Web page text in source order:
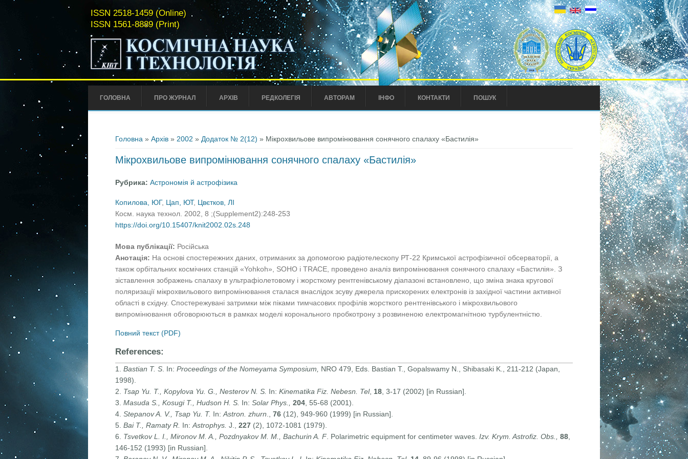
ISSN 2518-1459 (Online)
ISSN 1561-8889 (Print)
ГОЛОВНА ПРО ЖУРНАЛ АРХІВ РЕДКОЛЕГІЯ АВТОРАМ ІНФО КОНТАКТИ ПОШУК
Головна» Архів» 2002 » Додаток № 2(12) » Мікрохвильове випромінювання сонячного спалаху «Бастилія»
Мікрохвильове випромінювання сонячного спалаху «Бастилія»
Рубрика: Астрономія й астрофізика
Копилова, ЮГ, Цап, ЮТ, Цвєтков, ЛІ
Косм. наука технол. 2002, 8 ;(Supplement2):248-253
https://doi.org/10.15407/knit2002.02s.248
Мова публікації: Російська
Анотація: На основі спостережних даних, отриманих за допомогою радіотелескопу РТ-22 Кримської астрофізичної обсерваторії, а
також орбітальних космічних станцій «Yohkoh», SOHO і TRACE, проведено аналіз випромінювання сонячного спалаху «Бастилія». З
зіставлення зображень спалаху в ультрафіолетовому і жорсткому рентгенівському діапазоні встановлено, що зміна знака кругової
поляризації мікрохвильового випромінювання сталася внаслідок зсуву джерела прискорених електронів із західної частини активної
області в східну. Спостережувані затримки між піками тимчасових профілів жорсткого рентгенівського і мікрохвильового
випромінювання обговорюються в рамках моделі коронального пробкотрону з розвиненою електромагнітною турбулентністю.
Повний текст (PDF)
References:
1. Bastian T. S. In: Proceedings of the Nomeyama Symposium, NRO 479, Eds. Bastian T., Gopalswamy N., Shibasaki K., 211-212 (Japan,
1998).
2. Tsap Yu. T., Kopylova Yu. G., Nesterov N. S. In: Kinematika Fiz. Nebesn. Tel, 18, 3-17 (2002) [in Russian].
3. Masuda S., Kosugi T., Hudson H. S. In: Solar Phys., 204, 55-68 (2001).
4. Stepanov A. V., Tsap Yu. T. In:Astron. zhurn., 76(12), 949-960 (1999) [in Russian].
5. Bai T., Ramaty R. In:Astrophys. J., 227(2), 1072-1081 (1979).
6. Tsvetkov L. I., Mironov M. A., Pozdnyakov M. M., Bachurin A. F. Polarimetric equipment for centimeter waves. Izv. Krym. Astrofiz. Obs., 88,
146-152 (1993) [in Russian].